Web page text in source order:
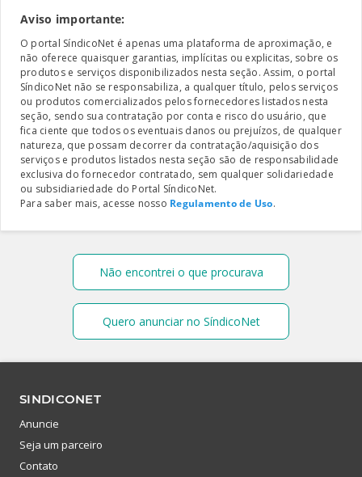
Aviso importante:
O portal SíndicoNet é apenas uma plataforma de aproximação, e
não oferece quaisquer garantias, implícitas ou explicitas, sobre os
produtos e serviços disponibilizados nesta seção. Assim, o portal
SíndicoNet não se responsabiliza, a qualquer título, pelos serviços
ou produtos comercializados pelos fornecedores listados nesta
seção, sendo sua contratação por conta e risco do usuário, que
fica ciente que todos os eventuais danos ou prejuízos, de qualquer
natureza, que possam decorrer da contratação/aquisição dos
serviços e produtos listados nesta seção são de responsabilidade
exclusiva do fornecedor contratado, sem qualquer solidariedade
ou subsidiariedade do Portal SíndicoNet.
Para saber mais, acesse nosso Regulamento de Uso.
Não encontrei o que procurava
Quero anunciar no SíndicoNet
SINDICONET
Anuncie
Seja um parceiro
Contato